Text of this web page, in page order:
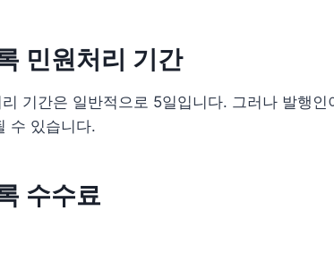
민원처리 기간
기간은 일반적으로 5일입니다. 그러나 발행인
수 있습니다.
수수료